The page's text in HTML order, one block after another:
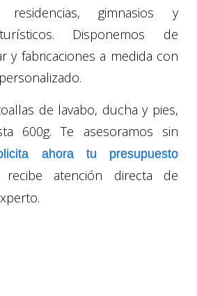
gimnasios y
Disponemos de
y fabricaciones a medida con
de lavabo, ducha y pies,
600g. Te asesoramos sin
ahora tu presupuesto
atención directa de